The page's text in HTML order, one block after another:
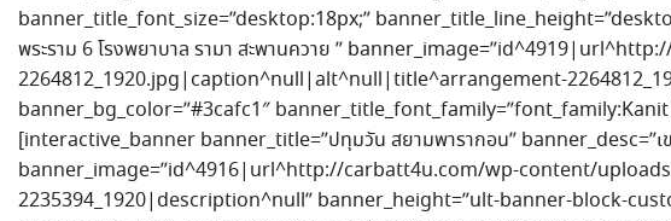
banner_title_font_size=”desktop:18px;”
พระราม 6 โรงพยาบาล รามา สะพานควาย ”
2264812_1920.jpg|caption^null|alt^null|title^arrangement-
banner_bg_color=”#3cafc1″
[interactive_banner banner_title=”ปทุมวัน สยามพารากอน” banner_desc=”เ
banner_image=”id^4916|url^http://carbatt4u.com/wp-content/
2235394_1920|description^null” banner_height=”ult-banner-block-